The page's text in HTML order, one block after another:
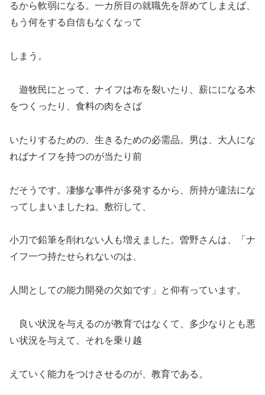
るから軟弱になる。一カ所目の就職先を辞めてしまえば、
もう何をする自信もなくなって
しまう。
遊牧民にとって、ナイフは布を裂いたり、薪にになる木
をつくったり、食料の肉をさば
いたりするための、生きるための必需品。男は、大人にな
ればナイフを持つのが当たり前
だそうです。凄惨な事件が多発するから、所持が違法にな
ってしまいましたね。敷衍して、
小刀で鉛筆を削れない人も増えました。曽野さんは、「ナ
イフ一つ持たせられないのは、
人間としての能力開発の欠如です」と仰有っています。
良い状況を与えるのが教育ではなくて、多少なりとも悪
い状況を与えて、それを乗り越
えていく能力をつけさせるのが、教育である。